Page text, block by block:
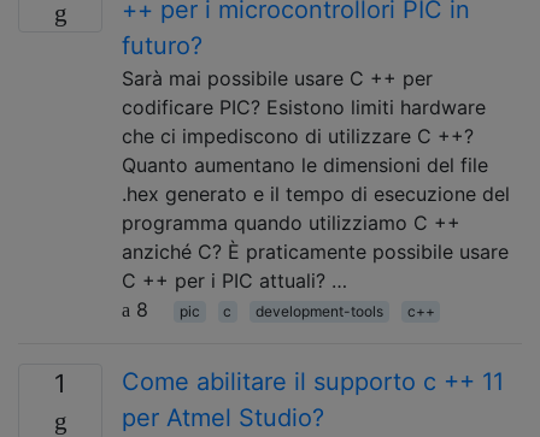
++ per i microcontrollori PIC in
futuro?
Sarà mai possibile usare C ++ per
codificare PIC? Esistono limiti hardware
che ci impediscono di utilizzare C ++?
Quanto aumentano le dimensioni del file
.hex generato e il tempo di esecuzione del
programma quando utilizziamo C ++
anziché C? È praticamente possibile usare
C ++ per i PIC attuali? …
8
pic c development-tools c++
1
Come abilitare il supporto c ++ 11
per Atmel Studio?